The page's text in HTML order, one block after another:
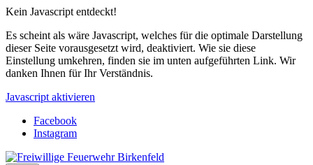
Kein Javascript entdeckt!
Es scheint als wäre Javascript, welches für die optimale Darstellung
dieser Seite vorausgesetzt wird, deaktiviert. Wie sie diese
Einstellung umkehren, finden sie im unten aufgeführten Link. Wir
danken Ihnen für Ihr Verständnis.
Javascript aktivieren
Facebook
Instagram